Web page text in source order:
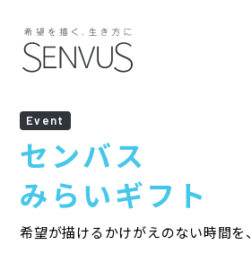
Event
センバス
みらいギフト
希望が描けるかけがえのない時間を